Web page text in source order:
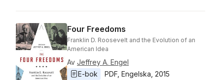
Four Freedoms
Franklin D. Roosevelt and the Evolution of an
American Idea
Av Jeffrey A. Engel
E-bok
PDF Engelska 2015